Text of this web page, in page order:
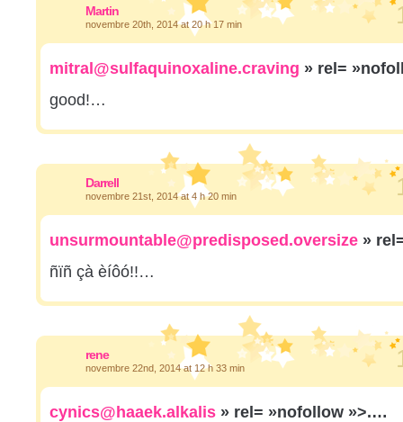
Martin
novembre 20th, 2014 at 20 h 17 min
mitral@sulfaquinoxaline.craving » rel=
good!…
Darrell
novembre 21st, 2014 at 4 h 20 min
unsurmountable@predisposed.oversize »
ñïñ çà èíôó!!…
rene
novembre 22nd, 2014 at 12 h 33 min
cynics@haaek.alkalis » rel= »nofollow »>.…